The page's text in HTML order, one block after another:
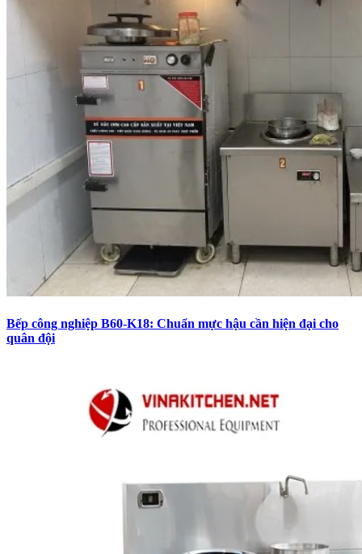
Bếp công nghiệp B60-K18: Chuẩn mực hậu cần hiện đại cho
quân đội